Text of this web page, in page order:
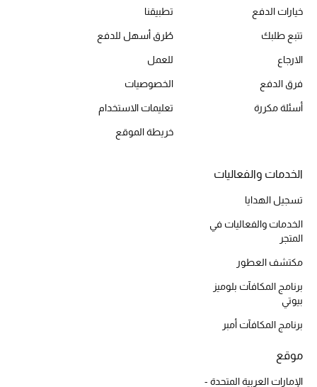
العطور
مكتشف العطور
مستحضرات الاستحمام والعناية بالجسم
العناية بالشعر
الصحة والعافية
الجمال في بلوميز
هدايا
خيارات الدفع
تتبع طلبك
الارجاع
فرق الدفع
أسئلة مكررة
تطبيقنا
طُرق أسهل للدفع
للعمل
الخصوصيات
تعليمات الاستخدام
خريطة الموقع
الخدمات والفعاليات
تسجيل الهدايا
الخدمات والفعاليات في
المتجر
مكتشف العطور
برنامج المكافآت بلوميز
بيوتي
برنامج المكافآت أمبر
موقع
الإمارات العربية المتحدة -